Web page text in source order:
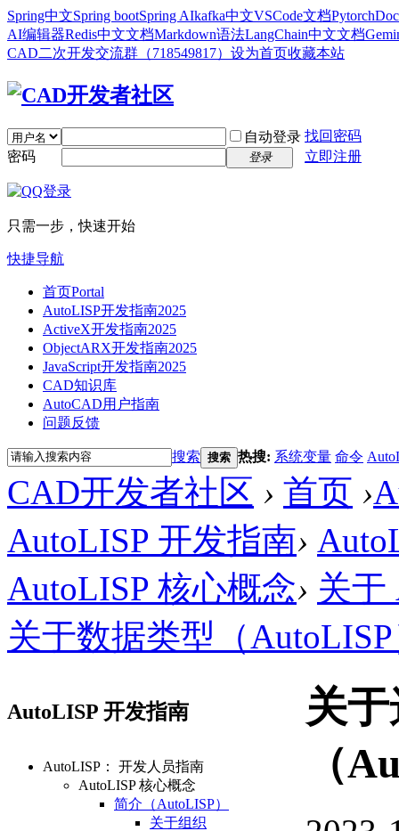
Spring中文Spring bootSpring AIkafka中文VSCode文档Pytorch
AI编辑器Redis中文文档Markdown语法LangChain中文文档
CAD二次开发交流群（718549817） 设为首页收藏本站
自动登录 找回密码
密码
登录 立即注册
只需一步，快速开始
快捷导航
首页Portal
AutoLISP开发指南2025
ActiveX开发指南2025
ObjectARX开发指南2025
JavaScript开发指南2025
CAD知识库
AutoCAD用户指南
问题反馈
搜索 搜索 热搜: 系统变量 命令
CAD开发者社区 › 首页 ›
AutoLISP 开发指南›
AutoLISP 核心概念› 关于
关于数据类型（
AutoLISP 开发指南
AutoLISP： 开发人员指南
AutoLISP 核心概念
简介（AutoLISP）
关于组织
关
（